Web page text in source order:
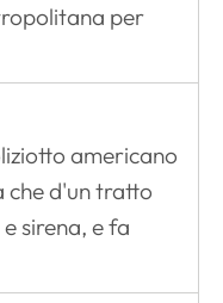
per
americano
che d'un tratto
sirena, e fa